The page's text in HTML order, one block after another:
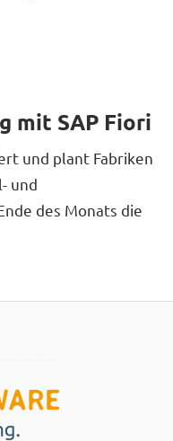
mit SAP Fiori
und plant Fabriken
und
des Monats die